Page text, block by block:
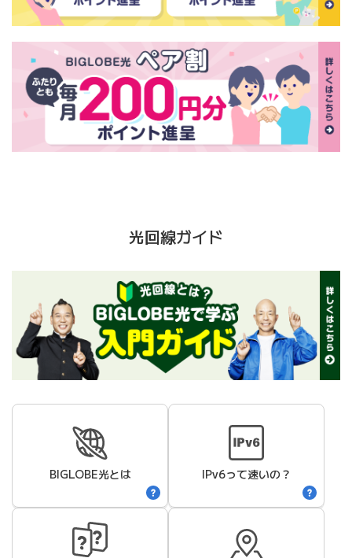
光回線ガイド
BIGLOBE光とは IPv6って速いの？